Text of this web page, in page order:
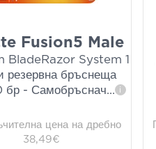
Fusion5 Male
BladeRazor System 1
резервна бръснеща
бр - Самобръснач... i
цена на дребно
38,49€